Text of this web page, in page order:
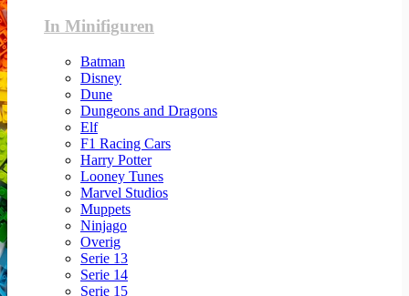
In Minifiguren
Batman
Disney
Dune
Dungeons and Dragons
Elf
F1 Racing Cars
Harry Potter
Looney Tunes
Marvel Studios
Muppets
Ninjago
Overig
Serie 13
Serie 14
Serie 15